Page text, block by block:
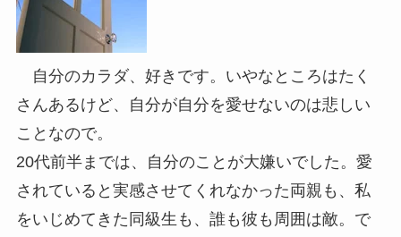
自分のカラダ、好きです。いやなところはたく
さんあるけど、自分が自分を愛せないのは悲しい
ことなので。
20代前半までは、自分のことが大嫌いでした。愛
されていると実感させてくれなかった両親も、私
をいじめてきた同級生も、誰も彼も周囲は敵。で